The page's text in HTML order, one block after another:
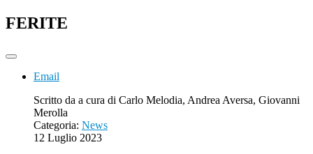
FERITE
Email
Scritto da a cura di Carlo Melodia, Andrea Aversa, Giovanni
Merolla
Categoria: News
12 Luglio 2023